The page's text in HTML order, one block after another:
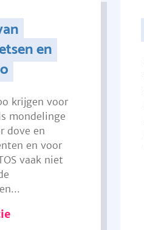
en
krijgen voor
mondelinge
dove en
en voor
vaak niet